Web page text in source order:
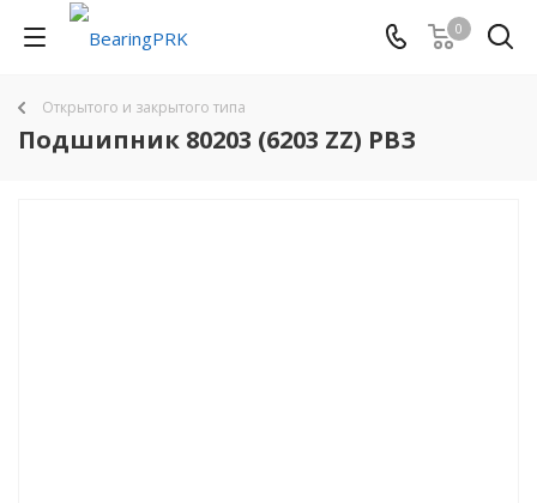
0
Открытого и закрытого типа
Подшипник 80203 (6203 ZZ) РВЗ